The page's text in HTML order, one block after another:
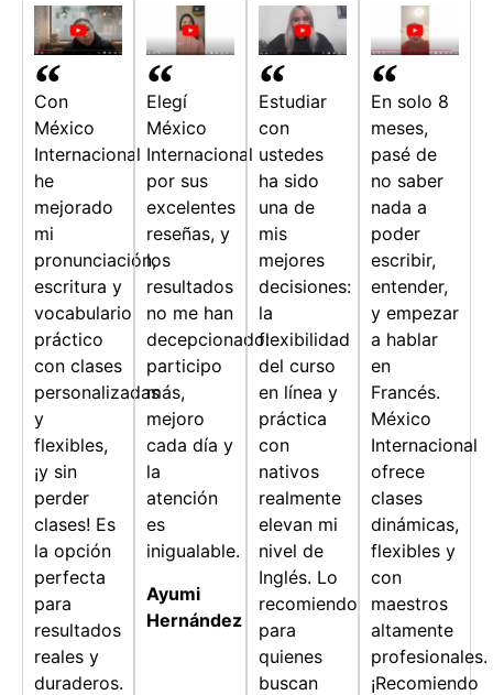
Con
México
Internacional
he
mejorado
mi
pronunciación,
escritura y
vocabulario
práctico
con clases
personalizadas
y
flexibles,
¡y sin
perder
clases! Es
la opción
perfecta
para
resultados
reales y
duraderos.
Elegí
México
Internacional
por sus
excelentes
reseñas, y
los
resultados
no me han
decepcionado:
participo
más,
mejoro
cada día y
la
atención
es
inigualable.
Ayumi
Hernández
Estudiar
con
ustedes
ha sido
una de
mis
mejores
decisiones:
la
flexibilidad
del curso
en línea y
práctica
con
nativos
realmente
elevan mi
nivel de
Inglés. Lo
recomiendo
para
quienes
buscan
En solo 8
meses,
pasé de
no saber
nada a
poder
escribir,
entender,
y empezar
a hablar
en
Francés.
México
Internacional
ofrece
clases
dinámicas,
flexibles y
con
maestros
altamente
profesionales.
¡Recomiendo